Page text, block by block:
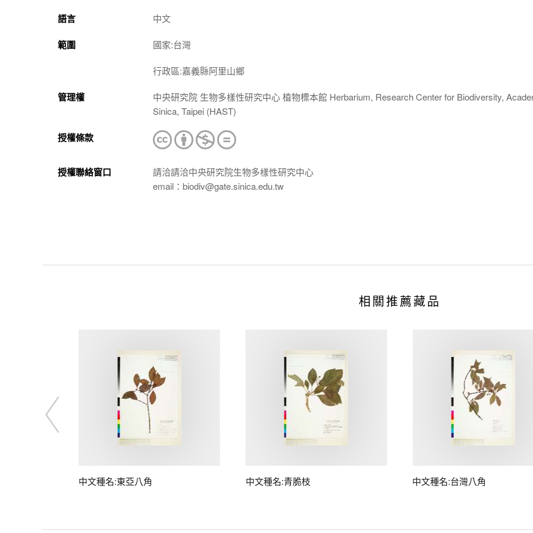
語言 中文
範圍 國家:台灣
行政區:嘉義縣阿里山鄉
管理權
中央研究院 生物多樣性研究中心 植物標本館 Herbarium, Research Center for Biodiversity,
Sinica, Taipei (HAST)
授權條款
授權聯絡窗口
請洽請洽中央研究院生物多樣性研究中心
email：biodiv@gate.sinica.edu.tw
相關推薦藏品
中文種名:東亞八角 中文種名:青脆枝 中文種名:台灣八角